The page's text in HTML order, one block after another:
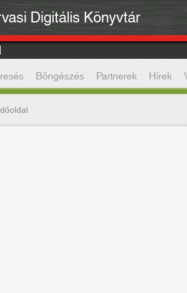
Digitális Könyvtár
Böngészés Partnerek Hírek